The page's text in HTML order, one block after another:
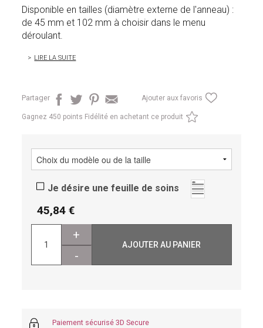
Disponible en tailles (diamètre externe de l'anneau) :
de 45 mm et 102 mm à choisir dans le menu
déroulant.
LIRE LA SUITE
Partager Ajouter aux favoris
Gagnez 450 points Fidélité en achetant ce produit
Je désire une feuille de soins
45,84
+
-
AJOUTER AU PANIER
Paiement sécurisé 3D Secure